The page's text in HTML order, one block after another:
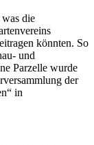
die
könnten. So
und
Parzelle wurde
der
in